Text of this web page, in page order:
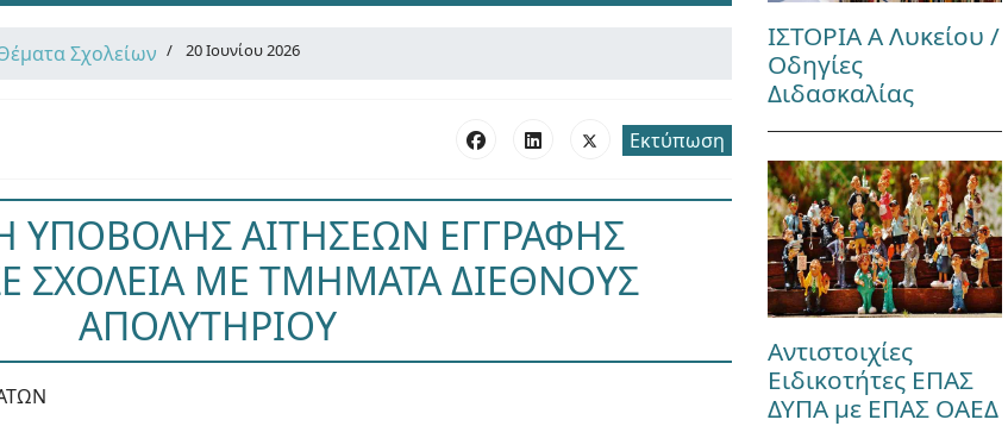
Σχολείων 20 Ιουνίου 2026
Εκτύπωση
ΥΠΟΒΟΛΗΣ ΑΙΤΗΣΕΩΝ ΕΓΓΡΑΦΗΣ
ΣΧΟΛΕΙΑ ΜΕ ΤΜΗΜΑΤΑ ΔΙΕΘΝΟΥΣ
ΑΠΟΛΥΤΗΡΙΟΥ
ΙΣΤΟΡΙΑ Α Λυκείου /
Οδηγίες
Διδασκαλίας
Αντιστοιχίες
Ειδικοτήτες ΕΠΑΣ
ΔΥΠΑ με ΕΠΑΣ ΟΑΕΔ